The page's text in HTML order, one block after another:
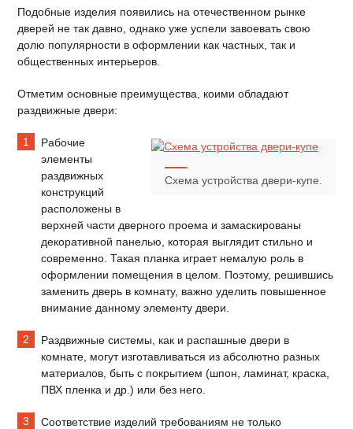
Подобные изделия появились на отечественном рынке
дверей не так давно, однако уже успели завоевать свою
долю популярности в оформлении как частных, так и
общественных интерьеров.
Отметим основные преимущества, коими обладают
раздвижные двери:
Схема устройства двери-купе.
Рабочие
элементы
раздвижных
конструкций
расположены в
верхней части дверного проема и замаскированы
декоративной панелью, которая выглядит стильно и
современно. Такая планка играет немалую роль в
оформлении помещения в целом. Поэтому, решившись
заменить дверь в комнату, важно уделить повышенное
внимание данному элементу двери.
Раздвижные системы, как и распашные двери в
комнате, могут изготавливаться из абсолютно разных
материалов, быть с покрытием (шпон, ламинат, краска,
ПВХ пленка и др.) или без него.
Соответствие изделий требованиям не только